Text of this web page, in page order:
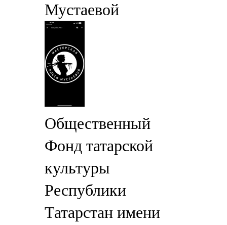
Мустаевой
Общественный
Фонд татарской
культуры
Республики
Татарстан имени